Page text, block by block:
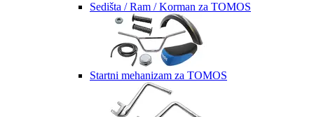
Sedišta / Ram / Korman za TOMOS
Startni mehanizam za TOMOS